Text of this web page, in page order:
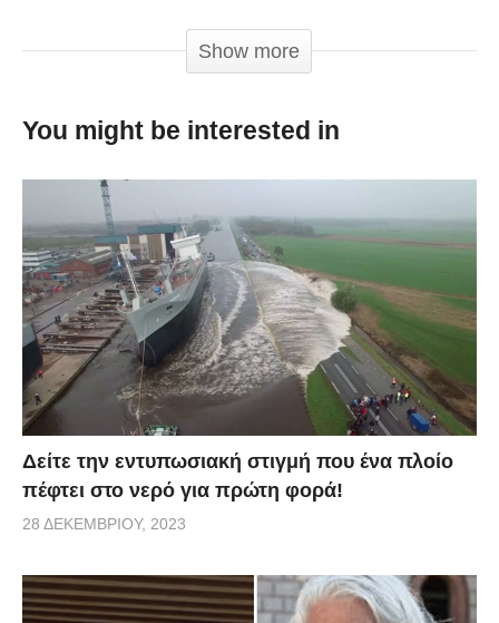
Show more
You might be interested in
Δείτε την εντυπωσιακή στιγμή που ένα πλοίο
πέφτει στο νερό για πρώτη φορά!
28 ΔΕΚΕΜΒΡΊΟΥ, 2023